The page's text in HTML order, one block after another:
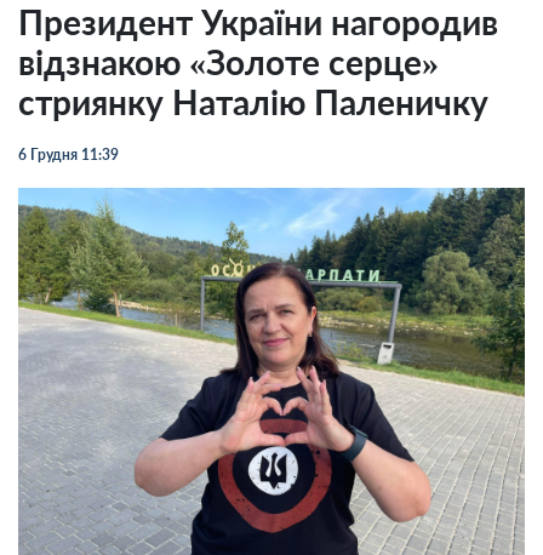
Президент України нагородив
відзнакою «Золоте серце»
стриянку Наталію Паленичку
6 Грудня 11:39